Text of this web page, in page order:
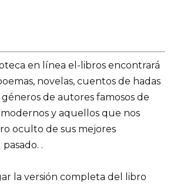
en línea el-libros encontrará
novelas, cuentos de hadas
de autores famosos de
y aquellos que nos
oculto de sus mejores
.
la versión completa del libro